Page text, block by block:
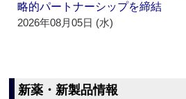
略的パートナーシップを締結
2026年08月05日 (水)
新薬・新製品情報